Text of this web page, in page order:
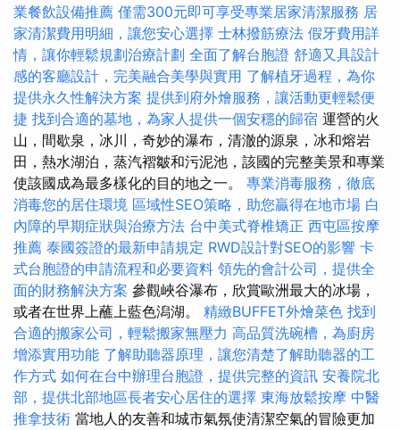
業餐飲設備推薦 僅需300元即可享受專業居家清潔服務 居
家清潔費用明細，讓您安心選擇 士林撥筋療法 假牙費用詳
情，讓你輕鬆規劃治療計劃 全面了解台胞證 舒適又具設計
感的客廳設計，完美融合美學與實用 了解植牙過程，為你
提供永久性解決方案 提供到府外燴服務，讓活動更輕鬆便
捷 找到合適的墓地，為家人提供一個安穩的歸宿 運營的火
山，間歇泉，冰川，奇妙的瀑布，清澈的源泉，冰和熔岩
田，熱水湖泊，蒸汽褶皺和污泥池，該國的完整美景和專業
使該國成為最多樣化的目的地之一。 專業消毒服務，徹底
消毒您的居住環境 區域性SEO策略，助您贏得在地市場 白
內障的早期症狀與治療方法 台中美式脊椎矯正 西屯區按摩
推薦 泰國簽證的最新申請規定 RWD設計對SEO的影響 卡
式台胞證的申請流程和必要資料 領先的會計公司，提供全
面的財務解決方案 參觀峽谷瀑布，欣賞歐洲最大的冰場，
或者在世界上蘸上藍色潟湖。 精緻BUFFET外燴菜色 找到
合適的搬家公司，輕鬆搬家無壓力 高品質洗碗槽，為廚房
增添實用功能 了解助聽器原理，讓您清楚了解助聽器的工
作方式 如何在台中辦理台胞證，提供完整的資訊 安養院北
部，提供北部地區長者安心居住的選擇 東海放鬆按摩 中醫
推拿技術 當地人的友善和城市氣氛使清潔空氣的冒險更加